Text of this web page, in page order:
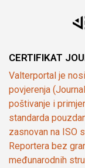
CERTIFIKAT
Valterportal je
povjerenja
poštivanje i
standarda
zasnovan na ISO
Reportera bez
međunarodnih